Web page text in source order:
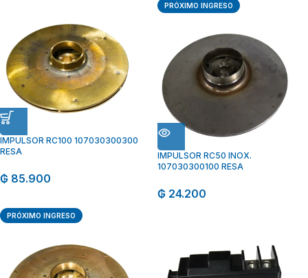
IMPULSOR RC100 107030300300
RESA
₲ 85.900
PRÓXIMO INGRESO
IMPULSOR RC50 INOX.
107030300100 RESA
₲ 24.200
PRÓXIMO INGRESO